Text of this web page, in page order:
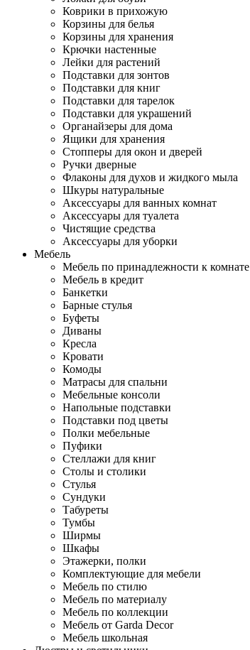
Коврики в прихожую
Корзины для белья
Корзины для хранения
Крючки настенные
Лейки для растений
Подставки для зонтов
Подставки для книг
Подставки для тарелок
Подставки для украшений
Органайзеры для дома
Ящики для хранения
Стопперы для окон и дверей
Ручки дверные
Флаконы для духов и жидкого мыла
Шкуры натуральные
Аксессуары для ванных комнат
Аксессуары для туалета
Чистящие средства
Аксессуары для уборки
Мебель
Мебель по принадлежности к комнате
Мебель в кредит
Банкетки
Барные стулья
Буфеты
Диваны
Кресла
Кровати
Комоды
Матрасы для спальни
Мебельные консоли
Напольные подставки
Подставки под цветы
Полки мебельные
Пуфики
Стеллажи для книг
Столы и столики
Стулья
Сундуки
Табуреты
Тумбы
Ширмы
Шкафы
Этажерки, полки
Комплектующие для мебели
Мебель по стилю
Мебель по материалу
Мебель по коллекции
Мебель от Garda Decor
Мебель школьная